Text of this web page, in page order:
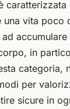
una vita poco
in
categoria,
per
sicure in